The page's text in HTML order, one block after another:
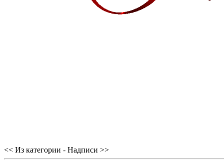
<< Из категории - Надписи >>